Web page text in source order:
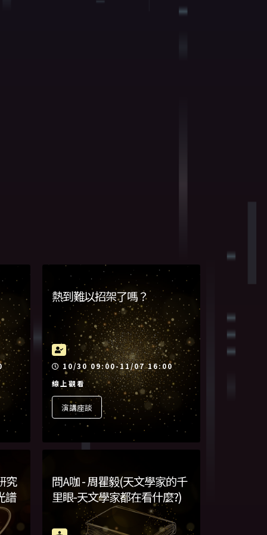
熱到難以招架了嗎？
活動時間
10/30 09:00-11/07 16:00
線上觀看
演講座談
究
譜
問A咖 - 周瞿毅(天文學家的千
里眼-天文學家都在看什麼?)